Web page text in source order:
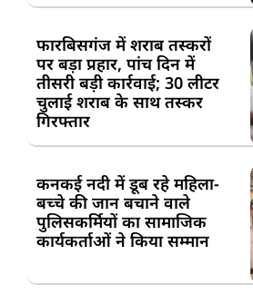
फारबिसगंज में शराब तस्करों
पर बड़ा प्रहार, पांच दिन में
तीसरी बड़ी कार्रवाई; 30 लीटर
चुलाई शराब के साथ तस्कर
गिरफ्तार
कनकई नदी में डूब रहे महिला-
बच्चे की जान बचाने वाले
पुलिसकर्मियों का सामाजिक
कार्यकर्ताओं ने किया सम्मान